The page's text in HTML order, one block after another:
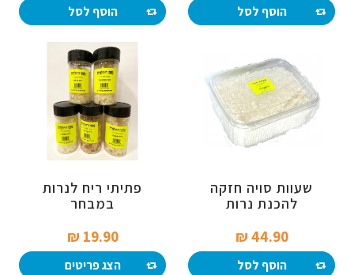
הוסף לסל הוסף לסל
שעוות סויה חזקה
להכנת נרות
44.90 ₪‎
הוסף לסל
פתיתי ריח לנרות
במבחר
19.90 ₪‎
הצג פריטים